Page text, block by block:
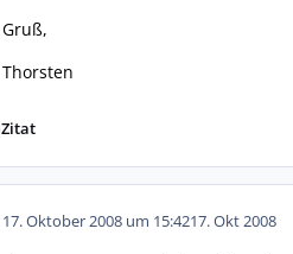
Gruß,
Thorsten
Zitat
17. Oktober 2008 um 15:4217. Okt 2008